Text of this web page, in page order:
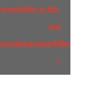
Immobilien in Erb-
und
»